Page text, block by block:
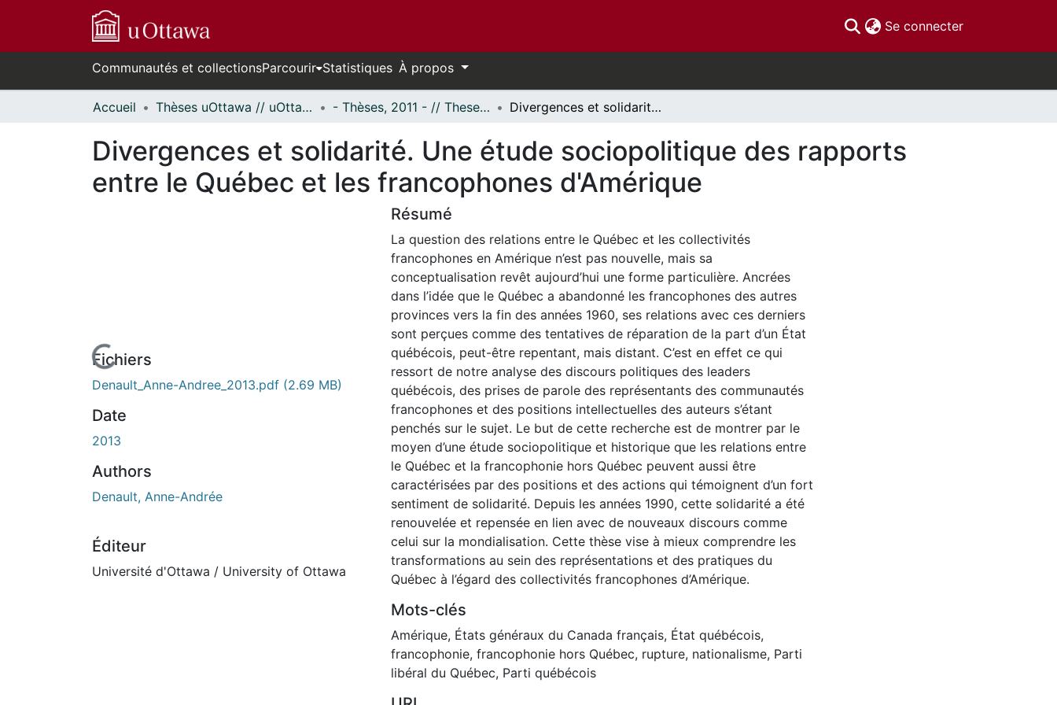
Se connecter(current)
Communautés et collectionsParcourir Statistiques À propos
Accueil Thèses uOttawa // uOttawa Theses - Thèses, 2011 - // Theses, 2011 - Divergences et solidarité. Une étude sociopolitique des rapports entre le Québec et les francophones d'Amérique
Divergences et solidarité. Une étude sociopolitique des rapports
entre le Québec et les francophones d'Amérique
En cours de chargement...
Fichiers
Denault_Anne-Andree_2013.pdf (2.69 MB)
Date
2013
Authors
Denault, Anne-Andrée
Éditeur
Université d'Ottawa / University of Ottawa
Résumé
La question des relations entre le Québec et les collectivités
francophones en Amérique n’est pas nouvelle, mais sa
conceptualisation revêt aujourd’hui une forme particulière. Ancrées
dans l’idée que le Québec a abandonné les francophones des autres
provinces vers la fin des années 1960, ses relations avec ces derniers
sont perçues comme des tentatives de réparation de la part d’un État
québécois, peut-être repentant, mais distant. C’est en effet ce qui
ressort de notre analyse des discours politiques des leaders
québécois, des prises de parole des représentants des communautés
francophones et des positions intellectuelles des auteurs s’étant
penchés sur le sujet. Le but de cette recherche est de montrer par le
moyen d’une étude sociopolitique et historique que les relations entre
le Québec et la francophonie hors Québec peuvent aussi être
caractérisées par des positions et des actions qui témoignent d’un fort
sentiment de solidarité. Depuis les années 1990, cette solidarité a été
renouvelée et repensée en lien avec de nouveaux discours comme
celui sur la mondialisation. Cette thèse vise à mieux comprendre les
transformations au sein des représentations et des pratiques du
Québec à l’égard des collectivités francophones d’Amérique.
Mots-clés
Amérique, États généraux du Canada français, État québécois,
francophonie, francophonie hors Québec, rupture, nationalisme, Parti
libéral du Québec, Parti québécois